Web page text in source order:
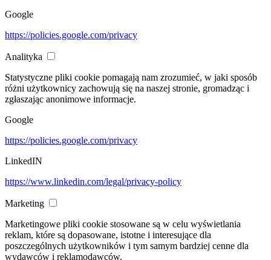
Google
https://policies.google.com/privacy
Analityka
Statystyczne pliki cookie pomagają nam zrozumieć, w jaki sposób
różni użytkownicy zachowują się na naszej stronie, gromadząc i
zgłaszając anonimowe informacje.
Google
https://policies.google.com/privacy
LinkedIN
https://www.linkedin.com/legal/privacy-policy
Marketing
Marketingowe pliki cookie stosowane są w celu wyświetlania
reklam, które są dopasowane, istotne i interesujące dla
poszczególnych użytkowników i tym samym bardziej cenne dla
wydawców i reklamodawców.